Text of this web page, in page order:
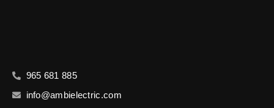
965 681 885
info@ambielectric.com